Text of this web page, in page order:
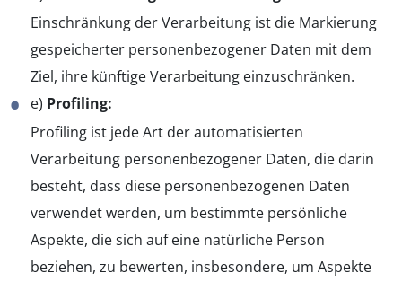
Einschränkung der Verarbeitung ist die Markierung
gespeicherter personenbezogener Daten mit dem
Ziel, ihre künftige Verarbeitung einzuschränken.
e) Profiling:
Profiling ist jede Art der automatisierten
Verarbeitung personenbezogener Daten, die darin
besteht, dass diese personenbezogenen Daten
verwendet werden, um bestimmte persönliche
Aspekte, die sich auf eine natürliche Person
beziehen, zu bewerten, insbesondere, um Aspekte